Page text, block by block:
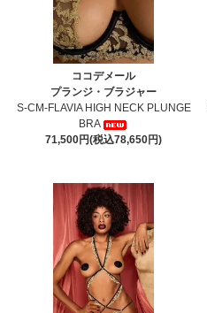
ココデメール
プランジ・ブラジャー
S-CM-FLAVIA HIGH NECK PLUNGE
BRA
71,500円(税込78,650円)